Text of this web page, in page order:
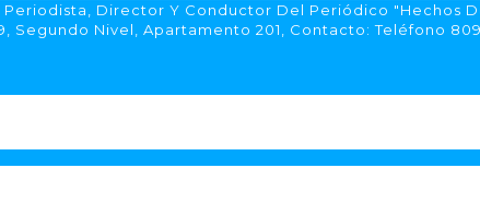
Director Y Conductor Del Periódico "Hechos
Segundo Nivel, Apartamento 201, Contacto: Teléfono